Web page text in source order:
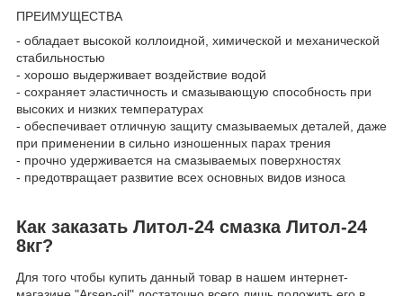
ПРЕИМУЩЕСТВА
- обладает высокой коллоидной, химической и механической
стабильностью
- хорошо выдерживает воздействие водой
- сохраняет эластичность и смазывающую способность при
высоких и низких температурах
- обеспечивает отличную защиту смазываемых деталей, даже
при применении в сильно изношенных парах трения
- прочно удерживается на смазываемых поверхностях
- предотвращает развитие всех основных видов износа
Как заказать Литол-24 смазка Литол-24
8кг?
Для того чтобы купить данный товар в нашем интернет-